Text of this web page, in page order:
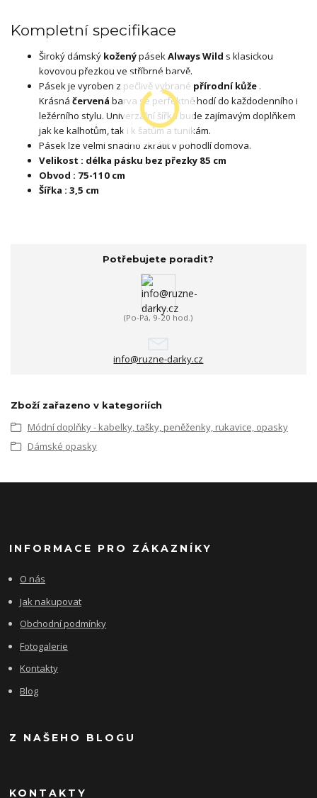
Kompletní specifikace
Široký dámský koženýpásek Always Wild s klasickou
kovovou přezkou ve stříbrné barvě.
Pásek je vyroben z pečlivě vybrané přírodní kůže .
Krásná červená barva se perfektně hodí do každodenního i
ležérního stylu. Univerzální šířka bude zajímavým doplňkem
jak ke kalhotům, tak i k šatům a tunikám.
Pásek lze velmi snadno zkrátit v pohodlí domova.
Velikost : délka pásku bez přezky 85 cm
Obvod : 75-110 cm
Šířka : 3,5 cm
Potřebujete poradit?
(Po-Pá, 9-20 hod.)
info@ruzne-darky.cz
Zboží zařazeno v kategoriích
Módní doplňky - kabelky, tašky, peněženky, rukavice, opasky
Dámské opasky
INFORMACE PRO ZÁKAZNÍKY
O nás
Jak nakupovat
Obchodní podmínky
Fotogalerie
Kontakty
Blog
Z NAŠEHO BLOGU
KONTAKTY